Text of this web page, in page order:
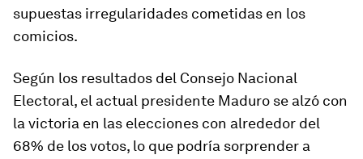
supuestas irregularidades cometidas en los
comicios.
Según los resultados del Consejo Nacional
Electoral, el actual presidente Maduro se alzó con
la victoria en las elecciones con alrededor del
68% de los votos, lo que podría sorprender a